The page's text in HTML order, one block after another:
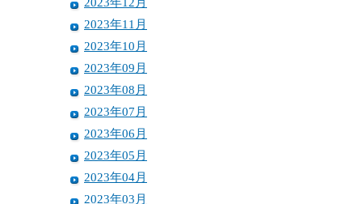
2023年11月
2023年10月
2023年09月
2023年08月
2023年07月
2023年06月
2023年05月
2023年04月
2023年03月